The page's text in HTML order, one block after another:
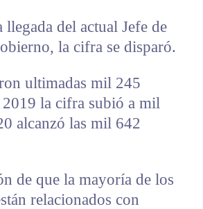
del actual Jefe de
la cifra se disparó.
ultimadas mil 245
2019 la cifra subió a mil
alcanzó las mil 642
de que la mayoría de los
relacionados con